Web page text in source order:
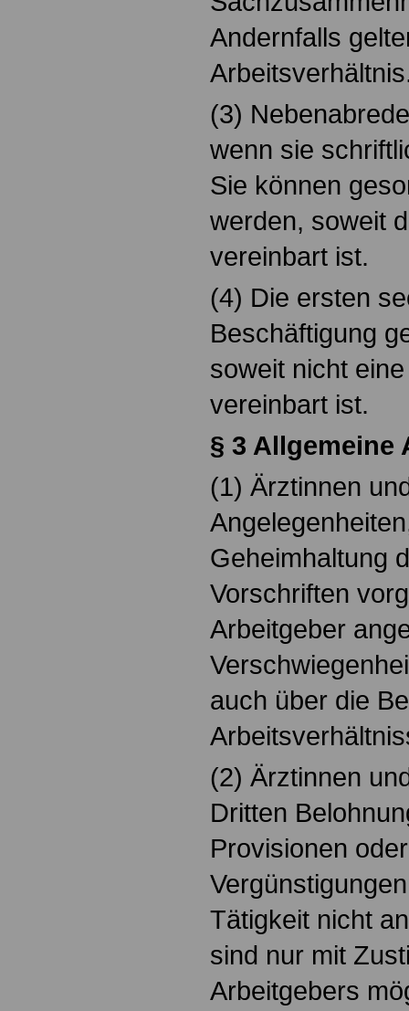
Andernfalls
(3)
wenn sie
Sie können
werden, soweit
vereinbart ist.
(4) Die ersten
Beschäftigung
soweit nicht
vereinbart ist.
§ 3 Allgemeine
(1) Ärztinnen
Geheimhaltung
Vorschriften
Arbeitgeber
auch über die
(2) Ärztinnen
Dritten
Provisionen
Tätigkeit nicht
sind nur mit
Arbeitgebers